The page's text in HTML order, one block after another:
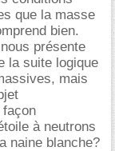
que la masse
bien.
présente
la suite logique
mais
façon
à neutrons
naine blanche?